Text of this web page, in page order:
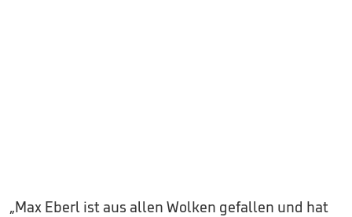
„Max Eberl ist aus allen Wolken gefallen und hat